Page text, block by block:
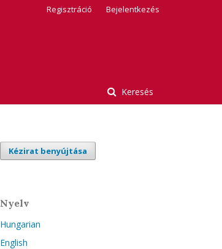
Keresés
Regisztráció Bejelentkezés
Kézirat benyújtása
Nyelv
Hungarian
English